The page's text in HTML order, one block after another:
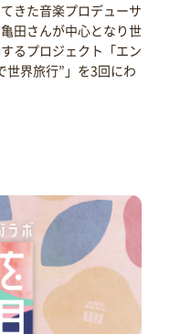
きた音楽プロデューサ
田さんが中心となり世
るプロジェクト「エン
界旅行”」を3回にわ